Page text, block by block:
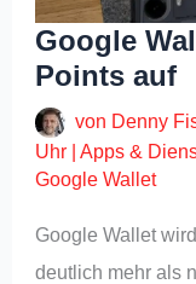
Google
Points auf
von Denny
Uhr |Apps &
Google Wallet
Google Wallet
deutlich mehr als